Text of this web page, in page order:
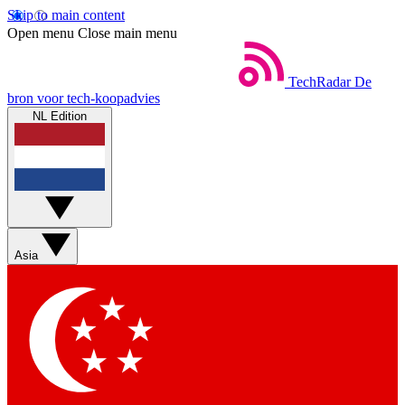
Skip to main content
Open menu Close main menu
TechRadar De
bron voor tech-koopadvies
NL Edition
Asia